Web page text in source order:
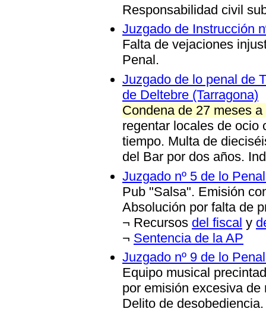
Responsabilidad civil
Juzgado de Instrucción
Falta de vejaciones
Penal.
Juzgado de lo penal de
de Deltebre (Tarragona)
Condena de 27 meses
regentar locales de ocio
tiempo. Multa de
del Bar por dos años.
Juzgado nº 5 de lo
Pub "Salsa". Emisión
Absolución por falta de
¬ Recursos del fiscal y
¬ Sentencia de la AP
Juzgado nº 9 de lo
Equipo musical
por emisión excesiva
Delito de